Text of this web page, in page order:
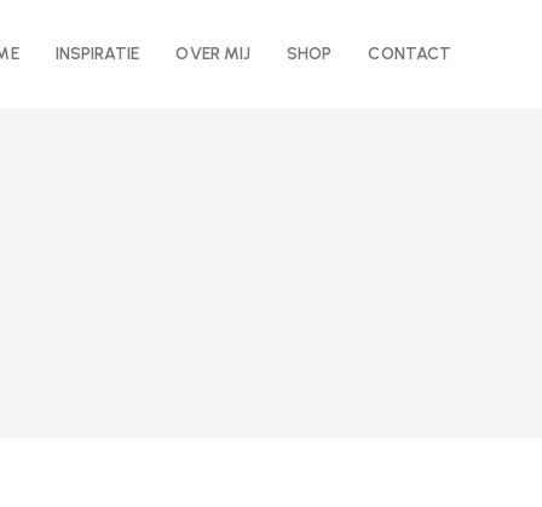
INSPIRATIE OVER MIJ SHOP CONTACT